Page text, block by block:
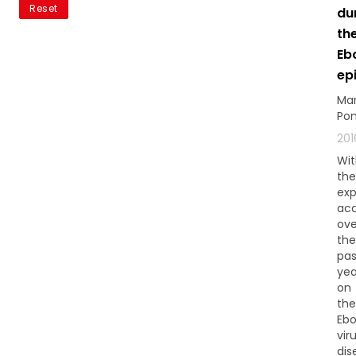
Reset
the
the
on
the
chacun de nos mails.